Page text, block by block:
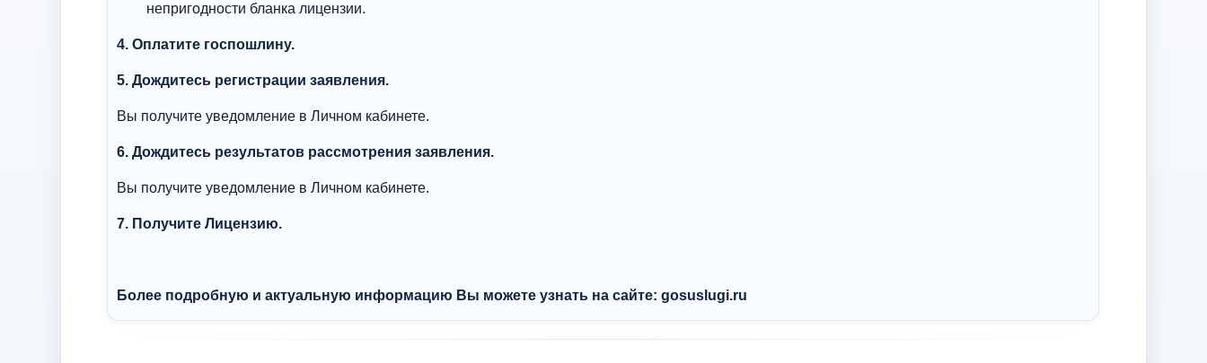
непригодности бланка лицензии.
4. Оплатите госпошлину.
5. Дождитесь регистрации заявления.
Вы получите уведомление в Личном кабинете.
6. Дождитесь результатов рассмотрения заявления.
Вы получите уведомление в Личном кабинете.
7. Получите Лицензию.
Более подробную и актуальную информацию Вы можете узнать на сайте: gosuslugi.ru